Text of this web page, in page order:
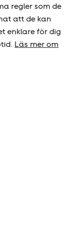
regler som de
att de kan
enklare för dig
Läs mer om